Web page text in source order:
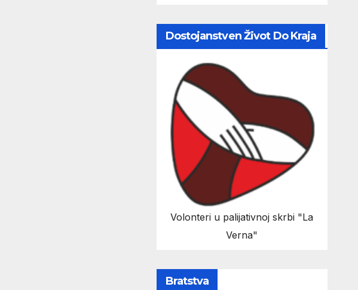
Dostojanstven Život Do Kraja
Volonteri u palijativnoj skrbi "La
Verna"
Bratstva